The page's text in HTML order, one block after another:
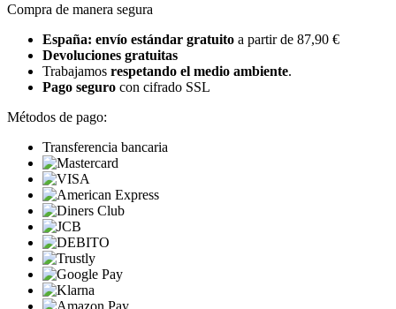
Compra de manera segura
España: envío estándar gratuito a partir de 87,90 €
Devoluciones gratuitas
Trabajamos respetando el medio ambiente.
Pago seguro con cifrado SSL
Métodos de pago:
Transferencia bancaria